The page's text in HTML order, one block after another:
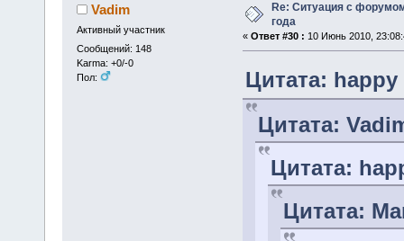
Vadim
Активный участник
Сообщений: 148
Karma: +0/-0
Пол:
Re: Ситуация с
года
« Ответ #30 : 10 Июнь 2010,
Цитата:
Цитата:
Цитата:
Цитата: